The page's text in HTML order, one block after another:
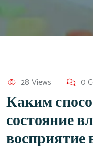
28 Views 0
Каким
состояние
восприятие